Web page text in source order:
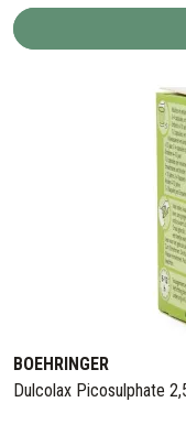
BOEHRINGER
Dulcolax Picosulphate